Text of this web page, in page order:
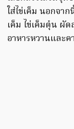
ใส่ไข่เค็ม นอกจา
เค็ม ไข่เค็มตุ๋น ผั
อาหารหวานและค